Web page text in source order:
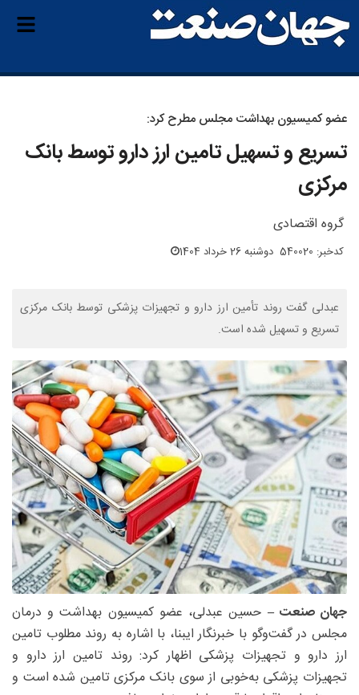
عضو کمیسیون بهداشت مجلس مطرح کرد:
تسریع و تسهیل تامین ارز دارو توسط بانک
مرکزی
گروه اقتصادی
کدخبر: 540020 دوشنبه 26 خرداد 1404
عبدلی گفت روند تأمین ارز دارو و تجهیزات پزشکی توسط بانک مرکزی
تسریع و تسهیل شده است.
جهان صنعت – حسین عبدلی، عضو کمیسیون بهداشت و درمان
مجلس در گفت‌و‌گو با خبرنگار ایبنا، با اشاره به روند مطلوب تامین
ارز دارو و تجهیزات پزشکی اظهار کرد: روند تامین ارز دارو و
تجهیزات پزشکی به‌خوبی از سوی بانک مرکزی تامین شده است و